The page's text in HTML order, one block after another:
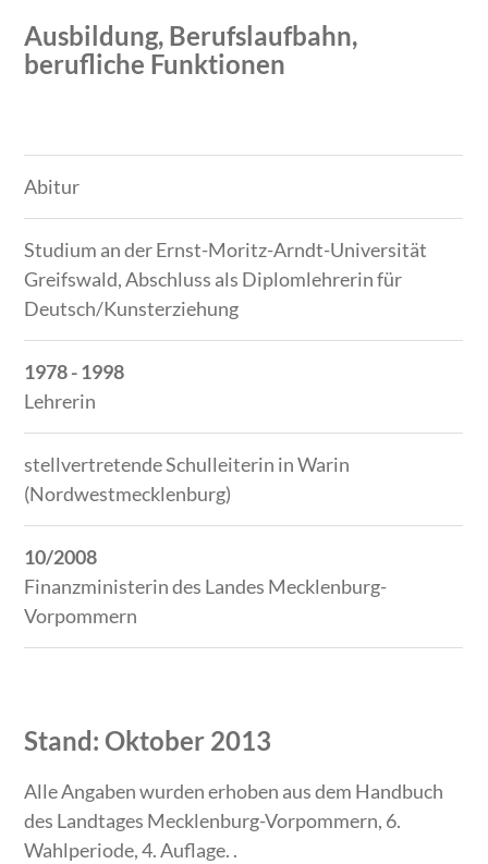
Ausbildung, Berufslaufbahn,
berufliche Funktionen
Zeitraum
Tätigkeit
Abitur
Studium an der Ernst-Moritz-Arndt-Universität
Greifswald, Abschluss als Diplomlehrerin für
Deutsch/Kunsterziehung
1978 - 1998
Lehrerin
stellvertretende Schulleiterin in Warin
(Nordwestmecklenburg)
10/2008
Finanzministerin des Landes Mecklenburg-
Vorpommern
Stand: Oktober 2013
Alle Angaben wurden erhoben aus dem Handbuch
des Landtages Mecklenburg-Vorpommern, 6.
Wahlperiode, 4. Auflage. .